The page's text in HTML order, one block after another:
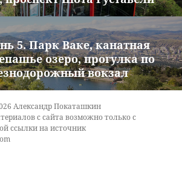
5. Парк Ваке, канатная
озеро, прогулка по
вокзал
Александр Покаташкин
с сайта возможно только с
ссылки на источник